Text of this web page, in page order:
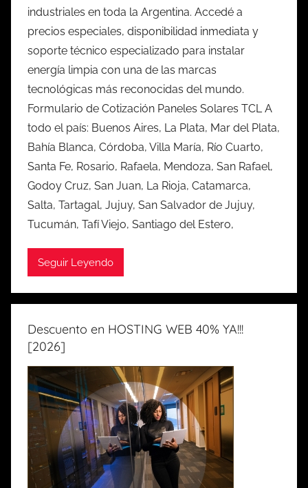
industriales en toda la Argentina. Accedé a
precios especiales, disponibilidad inmediata y
soporte técnico especializado para instalar
energía limpia con una de las marcas
tecnológicas más reconocidas del mundo.
Formulario de Cotización Paneles Solares TCL A
todo el país: Buenos Aires, La Plata, Mar del Plata,
Bahía Blanca, Córdoba, Villa María, Río Cuarto,
Santa Fe, Rosario, Rafaela, Mendoza, San Rafael,
Godoy Cruz, San Juan, La Rioja, Catamarca,
Salta, Tartagal, Jujuy, San Salvador de Jujuy,
Tucumán, Tafí Viejo, Santiago del Estero,
Seguir Leyendo
Descuento en HOSTING WEB 40% YA!!!
[2026]